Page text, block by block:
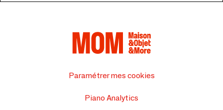
Paramétrer mes cookies
Piano Analytics